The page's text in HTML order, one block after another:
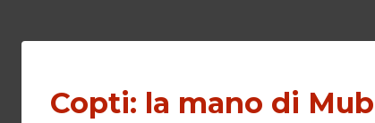
Copti: la mano di